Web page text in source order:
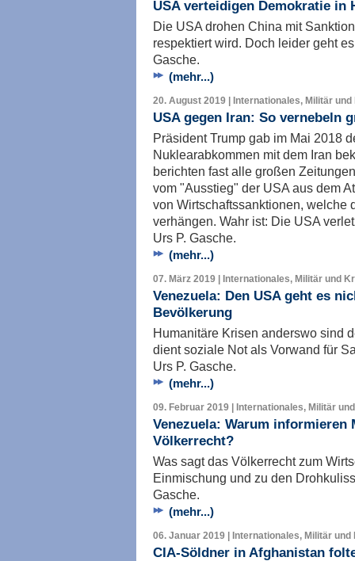
USA verteidigen Demokratie in
Die USA drohen China mit
respektiert wird. Doch leider geht
Gasche.
(mehr...)
20. August 2019 | Internationales, Militär und
USA gegen Iran: So vernebeln
Präsident Trump gab im Mai 2018
Nuklearabkommen mit dem Iran
berichten fast alle großen
vom "Ausstieg" der USA aus dem
von Wirtschaftssanktionen, welche
verhängen. Wahr ist: Die USA
Urs P. Gasche.
(mehr...)
07. März 2019 | Internationales, Militär und
Venezuela: Den USA geht es
Bevölkerung
Humanitäre Krisen anderswo sind
dient soziale Not als Vorwand für
Urs P. Gasche.
(mehr...)
09. Februar 2019 | Internationales, Militär
Venezuela: Warum informieren
Völkerrecht?
Was sagt das Völkerrecht zum
Einmischung und zu den
Gasche.
(mehr...)
06. Januar 2019 | Internationales, Militär und
CIA-Söldner in Afghanistan